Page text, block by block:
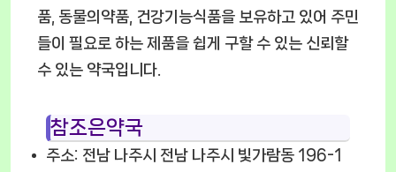
품, 동물의약품, 건강기능식품을 보유하고 있어 주민
들이 필요로 하는 제품을 쉽게 구할 수 있는 신뢰할
수 있는 약국입니다.
참조은약국
주소: 전남 나주시 전남 나주시 빛가람동 196-1